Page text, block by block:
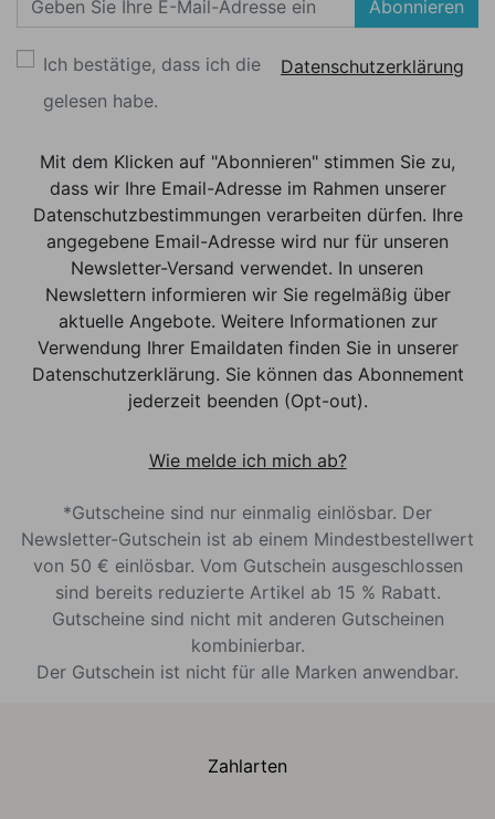
Abonnieren
Ich bestätige, dass ich die
Datenschutzerklärung
gelesen habe.
Mit dem Klicken auf "Abonnieren" stimmen Sie zu,
dass wir Ihre Email-Adresse im Rahmen unserer
Datenschutzbestimmungen verarbeiten dürfen. Ihre
angegebene Email-Adresse wird nur für unseren
Newsletter-Versand verwendet. In unseren
Newslettern informieren wir Sie regelmäßig über
aktuelle Angebote. Weitere Informationen zur
Verwendung Ihrer Emaildaten finden Sie in unserer
Datenschutzerklärung. Sie können das Abonnement
jederzeit beenden (Opt-out).
Wie melde ich mich ab?
*Gutscheine sind nur einmalig einlösbar. Der
Newsletter-Gutschein ist ab einem Mindestbestellwert
von 50 € einlösbar. Vom Gutschein ausgeschlossen
sind bereits reduzierte Artikel ab 15 % Rabatt.
Gutscheine sind nicht mit anderen Gutscheinen
kombinierbar.
Der Gutschein ist nicht für alle Marken anwendbar.
Zahlarten